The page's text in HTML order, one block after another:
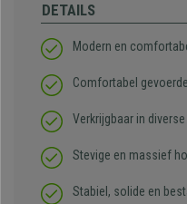
DETAILS
Modern en
Comfortabel
Verkrijgbaar in
Stevige en massief
Stabiel, solide en